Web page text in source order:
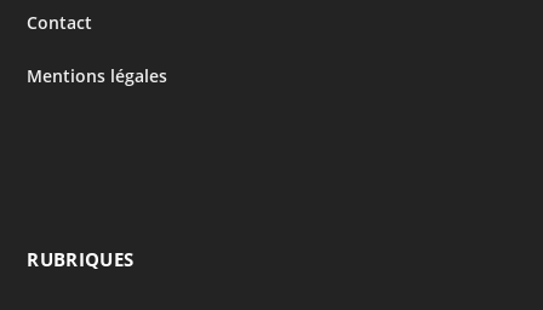
Contact
Mentions légales
RUBRIQUES